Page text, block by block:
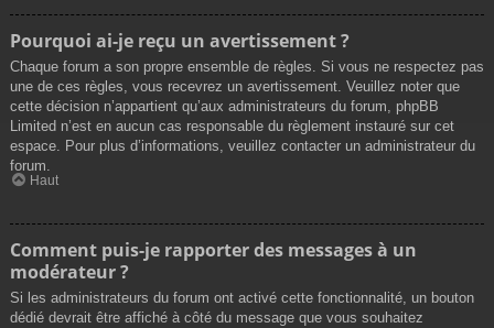
Pourquoi ai-je reçu un avertissement ?
Chaque forum a son propre ensemble de règles. Si vous ne respectez pas
une de ces règles, vous recevrez un avertissement. Veuillez noter que
cette décision n’appartient qu’aux administrateurs du forum, phpBB
Limited n’est en aucun cas responsable du règlement instauré sur cet
espace. Pour plus d’informations, veuillez contacter un administrateur du
forum.
Haut
Comment puis-je rapporter des messages à un
modérateur ?
Si les administrateurs du forum ont activé cette fonctionnalité, un bouton
dédié devrait être affiché à côté du message que vous souhaitez